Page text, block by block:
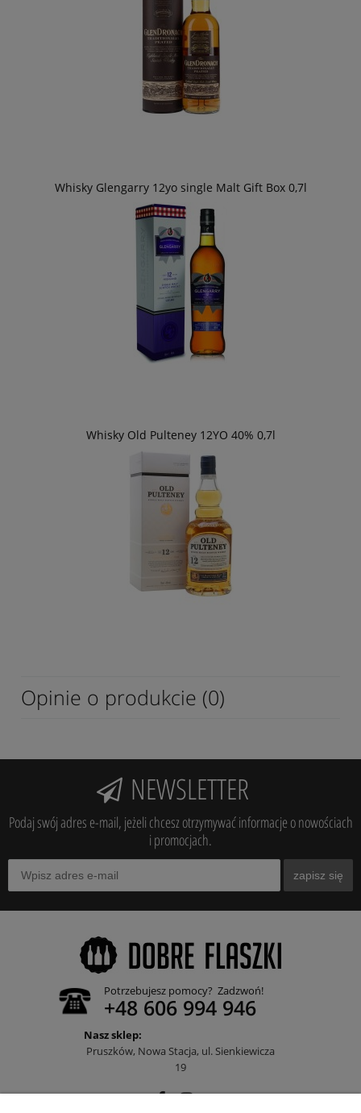
Whisky Glengarry 12yo single Malt Gift Box 0,7l
Whisky Old Pulteney 12YO 40% 0,7l
Opinie o produkcie (0)
NEWSLETTER
Podaj swój adres e-mail, jeżeli chcesz otrzymywać informacje o nowościach
i promocjach.
zapisz się
Potrzebujesz pomocy? Zadzwoń!
+48 606 994 946
Nasz sklep:
Pruszków, Nowa Stacja, ul. Sienkiewicza
19